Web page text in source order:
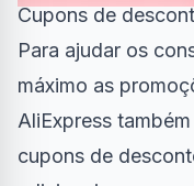
Cupons de
Para ajudar os
máximo as
AliExpress
cupons de